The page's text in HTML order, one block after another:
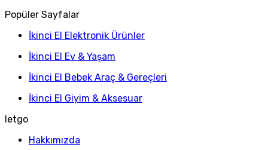
Popüler Sayfalar
İkinci El Elektronik Ürünler
İkinci El Ev & Yaşam
İkinci El Bebek Araç & Gereçleri
İkinci El Giyim & Aksesuar
letgo
Hakkımızda